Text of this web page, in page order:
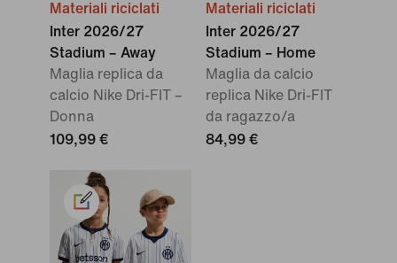
Materiali riciclati
Inter 2026/27
Stadium – Away
Maglia replica da
calcio Nike Dri-FIT –
Donna
109,99 €
Materiali riciclati
Inter 2026/27
Stadium – Home
Maglia da calcio
replica Nike Dri-FIT
da ragazzo/a
84,99 €